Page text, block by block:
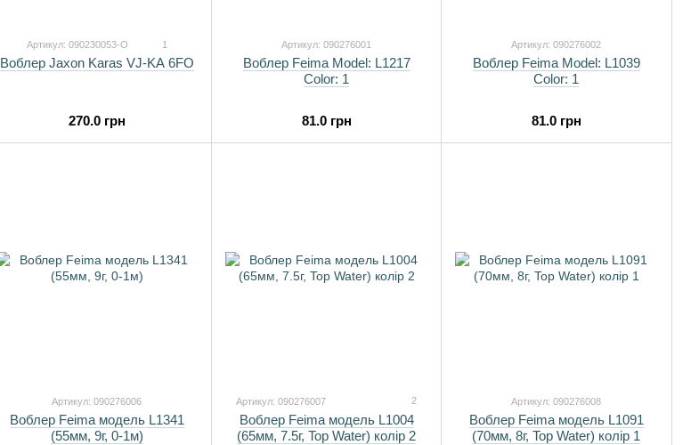
Артикул: 090230053-O 1
Воблер Jaxon Karas VJ-KA 6FO
270.0 грн
Артикул: 090276001
Воблер Feima Model: L1217
Color: 1
81.0 грн
Артикул: 090276002
Воблер Feima Model: L1039
Color: 1
81.0 грн
Артикул: 090276006
Воблер Feima модель L1341
(55мм, 9г, 0-1м)
Артикул: 090276007 2
Воблер Feima модель L1004
(65мм, 7.5г, Top Water) колір 2
Артикул: 090276008
Воблер Feima модель L1091
(70мм, 8г, Top Water) колір 1